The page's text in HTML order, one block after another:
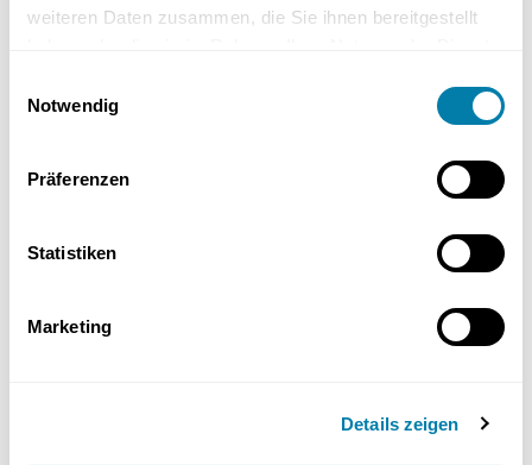
weiteren Daten zusammen, die Sie ihnen bereitgestellt
Notwendig
Präferenzen
Statistiken
Marketing
Details zeigen
Es ist daher wichtig, sicherzustellen, dass der Aufstellraum
oder Lüftungsöffnungen sollten vermieden werden.
Normen